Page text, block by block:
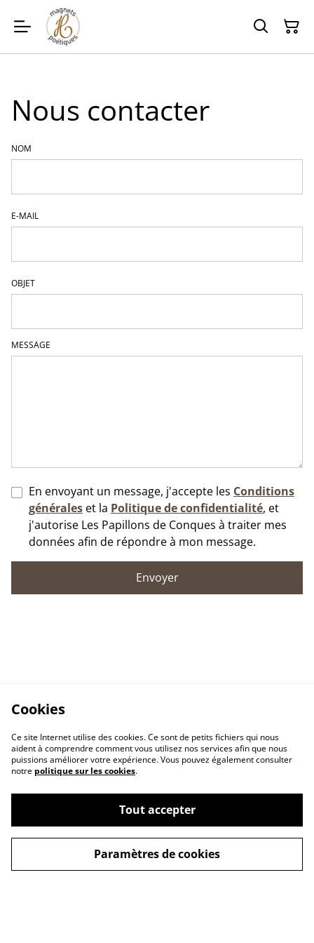
Nous contacter
NOM
E-MAIL
OBJET
MESSAGE
En envoyant un message, j'accepte les Conditions
générales et la Politique de confidentialité, et
j'autorise Les Papillons de Conques à traiter mes
données afin de répondre à mon message.
Envoyer
Contactez-nous
Mentions légales
Politique de
confidentialité
Cookies
Cookies
Ce site Internet utilise des cookies. Ce sont de petits fichiers qui nous
aident à comprendre comment vous utilisez nos services afin que nous
puissions améliorer votre expérience. Vous pouvez également consulter
notre politique sur les cookies.
Tout accepter
Paramètres de cookies